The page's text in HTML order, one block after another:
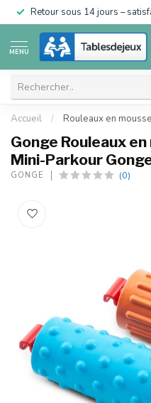
Retour sous 14 jours –
MENU
Accueil / Rouleaux en
Gonge Rouleaux
Mini-Parkour
GONGE (0)